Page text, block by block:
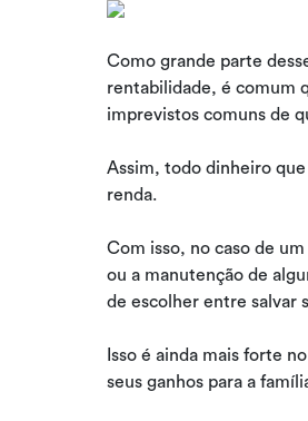
Como grande parte
rentabilidade, é comum
imprevistos comuns de
Assim, todo dinheiro
renda.
Com isso, no caso de
ou a manutenção de
de escolher entre salvar
Isso é ainda mais forte
seus ganhos para a